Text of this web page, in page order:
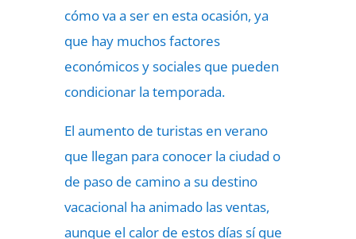
cómo va a ser en esta ocasión, ya
que hay muchos factores
económicos y sociales que pueden
condicionar la temporada.
El aumento de turistas en verano
que llegan para conocer la ciudad o
de paso de camino a su destino
vacacional ha animado las ventas,
aunque el calor de estos días sí que